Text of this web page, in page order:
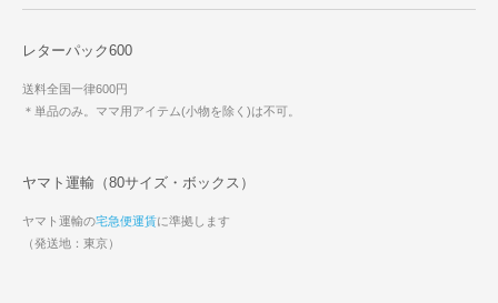
レターパック600
送料全国一律600円
＊単品のみ。ママ用アイテム(小物を除く)は不可。
ヤマト運輸（80サイズ・ボックス）
ヤマト運輸の宅急便運賃に準拠します
（発送地：東京）